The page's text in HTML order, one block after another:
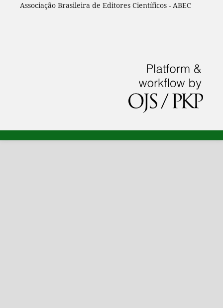
Associação Brasileira de Editores Científicos - ABEC